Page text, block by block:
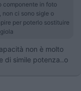
componente in foto
non ci sono sigle o
per poterlo sostituire
non è molto
di simile potenza..o